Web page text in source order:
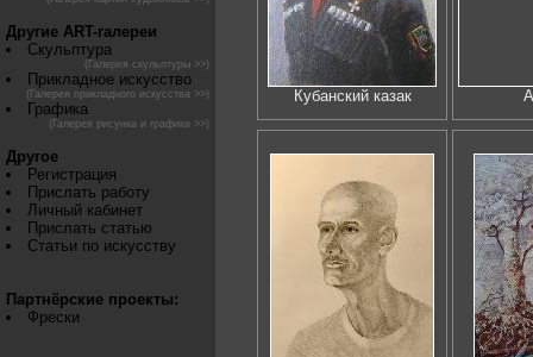
Другие ART-галереи
Скульптура
(Галерея скульптуры >>)
Прикладное искусство
(Галерея прикладного искусства >>)
Графика
(Галерея рисунка и графики >>)
Другое
Регистрация
Прислать работу
Личный кабинет
Прислать статью
Статьи по искусству
Партнёрские проекты:
Фрески
Кубанский казак